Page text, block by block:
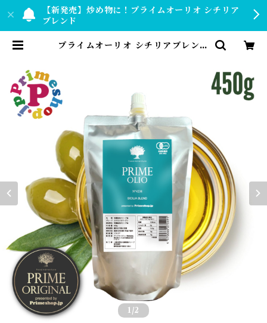
【新発売】炒め物に！プライムオーリオ シチリア
ブレンド
プライムオーリオ シチリアブレンド
IMESHOP.JP
1 /2